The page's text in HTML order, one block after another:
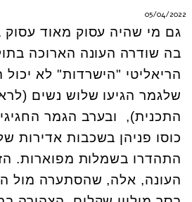
05/04/2022
גם מי שהיה עסוק מאוד
בה שודרה העונה הארוכה
הריאליטי "הישרדות" לא
שלגמר הגיעו שלוש נשים
התכנית), ובערב הגמר
כוסו פניהן בשכבות אדירות
התהדרו בשמלות מפוארות.
העונה, אלה, שהסתערה מול